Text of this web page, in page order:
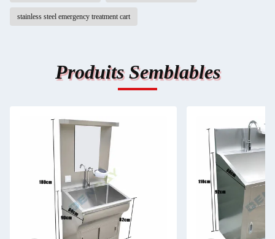
stainless steel emergency treatment cart
Produits Semblables